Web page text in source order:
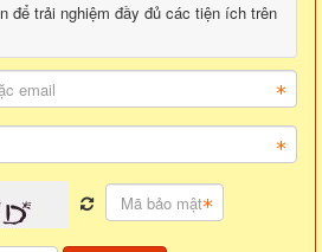
để trải nghiệm đầy đủ các tiện ích trên